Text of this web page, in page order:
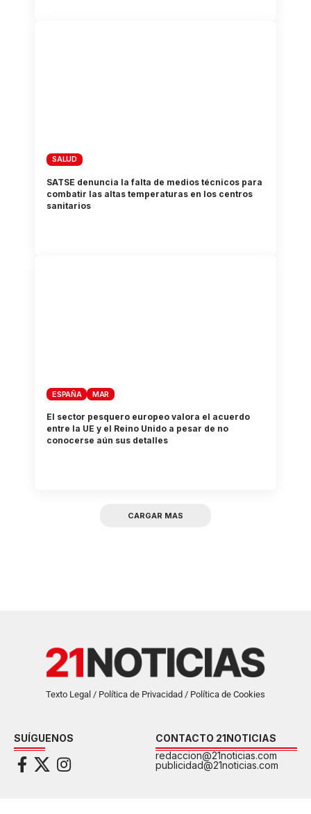
SALUD
SATSE denuncia la falta de medios técnicos para
combatir las altas temperaturas en los centros
sanitarios
ESPAÑA MAR
El sector pesquero europeo valora el acuerdo
entre la UE y el Reino Unido a pesar de no
conocerse aún sus detalles
CARGAR MAS
Texto Legal / Política de Privacidad / Política de Cookies
SUÍGUENOS
CONTACTO 21NOTICIAS
redaccion@21noticias.com
publicidad@21noticias.com